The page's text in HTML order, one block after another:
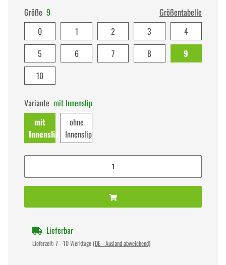
Größe 9
Größentabelle
0
1 2 3
4
5
6 7 8
9
10
Variante mit Innenslip
mit
Innenslip
ohne
Innenslip
Lieferbar
Lieferzeit:7 - 10 Werktage (DE - Ausland abweichend)